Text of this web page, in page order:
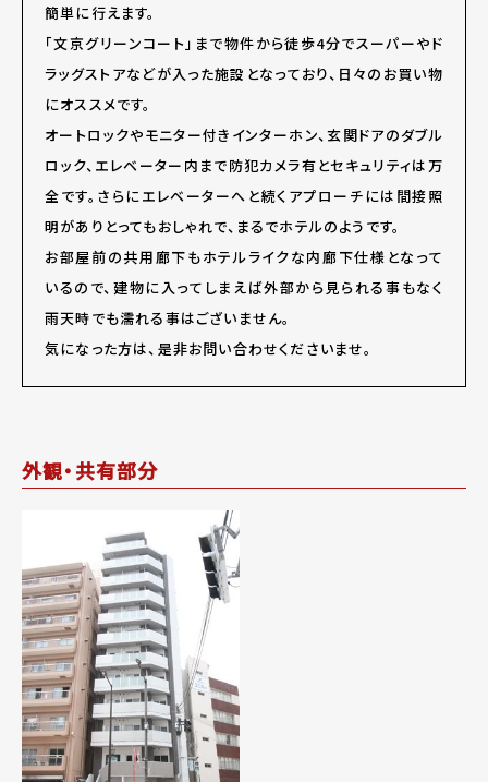
簡単に行えます。
「文京グリーンコート」まで物件から徒歩4分でスーパーやド
ラッグストアなどが入った施設となっており、日々のお買い物
にオススメです。
オートロックやモニター付きインターホン、玄関ドアのダブル
ロック、エレベーター内まで防犯カメラ有とセキュリティは万
全です。さらにエレベーターへと続くアプローチには間接照
明がありとってもおしゃれで、まるでホテルのようです。
お部屋前の共用廊下もホテルライクな内廊下仕様となって
いるので、建物に入ってしまえば外部から見られる事もなく
雨天時でも濡れる事はございません。
気になった方は、是非お問い合わせくださいませ。
外観・共有部分